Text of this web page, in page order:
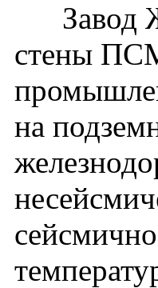
Завод
стены
на